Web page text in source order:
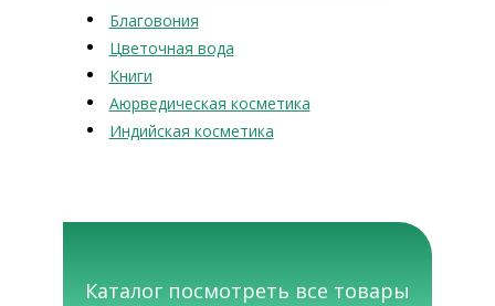
Благовония
Цветочная вода
Книги
Аюрведическая косметика
Индийская косметика
Каталог посмотреть все товары